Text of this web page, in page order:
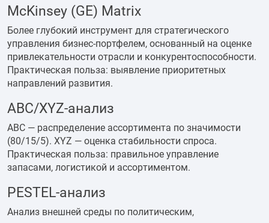
McKinsey (GE) Matrix
Более глубокий инструмент для стратегического
управления бизнес-портфелем, основанный на оценке
привлекательности отрасли и конкурентоспособности.
Практическая польза: выявление приоритетных
направлений развития.
ABC/XYZ-анализ
ABC — распределение ассортимента по значимости
(80/15/5). XYZ — оценка стабильности спроса.
Практическая польза: правильное управление
запасами, логистикой и ассортиментом.
PESTEL-анализ
Анализ внешней среды по политическим,